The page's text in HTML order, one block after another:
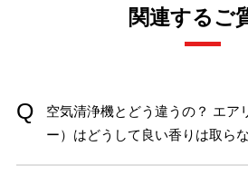
関連するご
空気清浄機とどう違うの？ エア
ー）はどうして良い香りは取ら